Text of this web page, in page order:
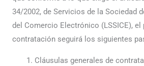
34/2002, de Servicios de la Sociedad
del Comercio Electrónico (LSSICE),
contratación seguirá los siguientes
Cláusulas generales de